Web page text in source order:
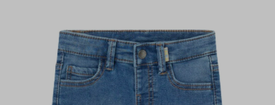
kinderkleding
hoge